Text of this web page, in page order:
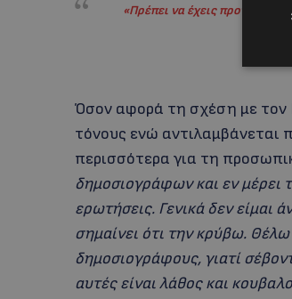
«Πρέπει να έχεις
Όσον αφορά τη σχέση με τον
τόνους ενώ
περισσότερα για τη
δημοσιογράφων και εν μέρει
ερωτήσεις. Γενικά δεν
σημαίνει ότι την κρύβω.
δημοσιογράφους, γιατί
αυτές είναι λάθος και